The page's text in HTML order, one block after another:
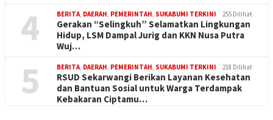
4 BERITA, DAERAH, PEMERINTAH, SUKABUMI TERKINI 255 Dilihat
Gerakan “Selingkuh” Selamatkan Lingkungan
Hidup, LSM Dampal Jurig dan KKN Nusa Putra
Wuj…
5 BERITA, DAERAH, PEMERINTAH, SUKABUMI TERKINI 218 Dilihat
RSUD Sekarwangi Berikan Layanan Kesehatan
dan Bantuan Sosial untuk Warga Terdampak
Kebakaran Ciptamu…